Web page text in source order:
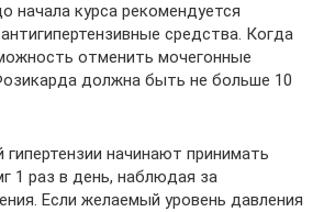
начала курса рекомендуется
средства. Когда
отменить мочегонные
должна быть не больше 10
гипертензии начинают принимать
1 раз в день, наблюдая за
Если желаемый уровень давления